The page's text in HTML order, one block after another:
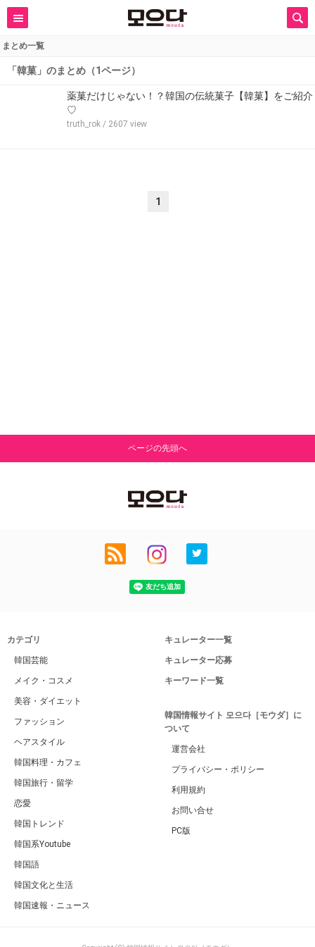
まとめ一覧
「韓菓」のまとめ（1ページ）
薬菓だけじゃない！？韓国の伝統菓子【韓菓】をご紹介
♡
truth_rok / 2607 view
1
ページの先頭へ
カテゴリ
韓国芸能
メイク・コスメ
美容・ダイエット
ファッション
ヘアスタイル
韓国料理・カフェ
韓国旅行・留学
恋愛
韓国トレンド
韓国系Youtube
韓国語
韓国文化と生活
韓国速報・ニュース
キュレーター一覧
キュレーター応募
キーワード一覧
韓国情報サイト 모으다［モウダ］に
ついて
運営会社
プライバシー・ポリシー
利用規約
お問い合せ
PC版